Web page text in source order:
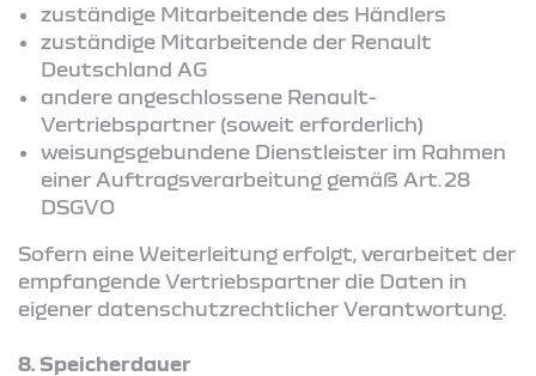
zuständige Mitarbeitende des Händlers
zuständige Mitarbeitende der Renault
Deutschland AG
andere angeschlossene Renault-
Vertriebspartner (soweit erforderlich)
weisungsgebundene Dienstleister im Rahmen
einer Auftragsverarbeitung gemäß Art. 28
DSGVO
Sofern eine Weiterleitung erfolgt, verarbeitet der
empfangende Vertriebspartner die Daten in
eigener datenschutzrechtlicher Verantwortung.
8. Speicherdauer